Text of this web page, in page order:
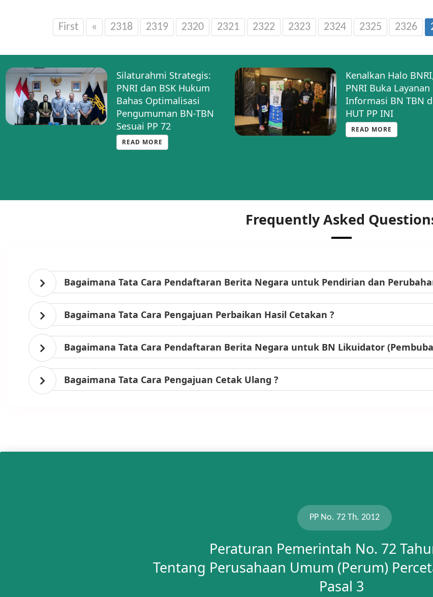
First « 2318 2319 2320 2321 2322 2323 2324 2325 2326
Kenalkan Halo BNRI,
PNRI Buka Layanan
Informasi BN TBN di
HUT PP INI
READ MORE
PNRI Sosialisasikan
Halo BNRI, Layanan
Informasi Cepat
Akurat Lewat
WhatsApp
Frequently Asked
Bagaimana Tata Cara Pendaftaran Berita Negara untuk Pendirian dan
Bagaimana Tata Cara Pengajuan Perbaikan Hasil Cetakan ?
Bagaimana Tata Cara Pendaftaran Berita Negara untuk BN Likuidator
Bagaimana Tata Cara Pengajuan Cetak Ulang ?
PP No. 72 Th. 2012
Peraturan Pemerintah No. 72
Tentang Perusahaan Umum (Perum)
Pasal 3